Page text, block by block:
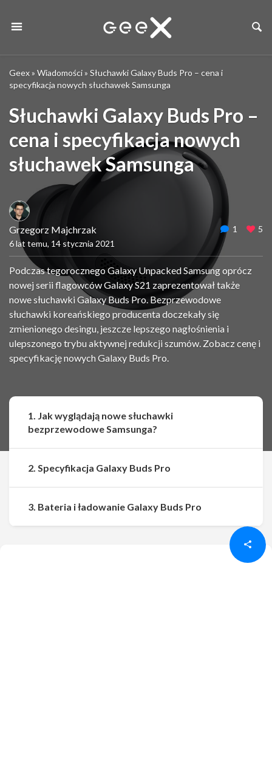
Geex» Wiadomości» Słuchawki Galaxy Buds Pro – cena i
specyfikacja nowych słuchawek Samsunga
Słuchawki Galaxy Buds Pro –
cena i specyfikacja nowych
słuchawek Samsunga
Grzegorz Majchrzak
6 lat temu, 14 stycznia 2021
1 5
Podczas tegorocznego Galaxy Unpacked Samsung oprócz
nowej serii flagowców Galaxy S21 zaprezentował także
nowe słuchawki Galaxy Buds Pro. Bezprzewodowe
słuchawki koreańskiego producenta doczekały się
zmienionego desingu, jeszcze lepszego nagłośnienia i
ulepszonego trybu aktywnej redukcji szumów. Zobacz cenę i
specyfikację nowych Galaxy Buds Pro.
Udostępnij Udostępnij
1. Jak wyglądają nowe słuchawki
bezprzewodowe Samsunga?
2. Specyfikacja Galaxy Buds Pro
3. Bateria i ładowanie Galaxy Buds Pro